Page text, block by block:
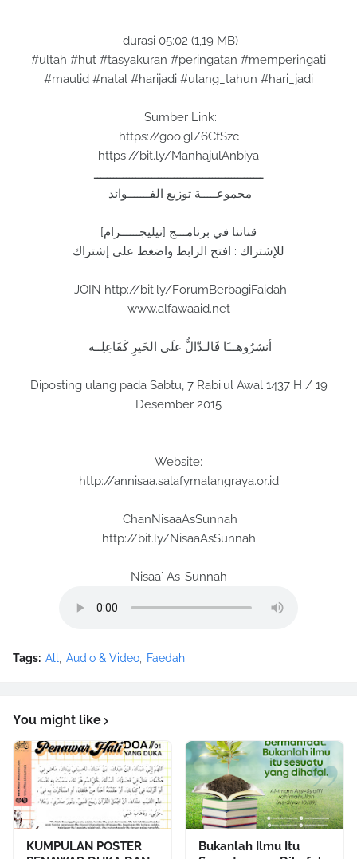
durasi 05:02 (1,19 MB)
#ultah #hut #tasyakuran #peringatan #memperingati
#maulid #natal #harijadi #ulang_tahun #hari_jadi
Sumber Link:
https://goo.gl/6CfSzc
https://bit.ly/ManhajulAnbiya
ـــــــــــــــــــــــــــــــــــــــــــــــــــــ
مجموعـــــة توزيع الفـــــــوائد
قناتنا في برنامـــج [تيليجــــــرام]
للإشتراك : افتح الرابط واضغط على إشتراك
JOIN http://bit.ly/ForumBerbagiFaidah
www.alfawaaid.net
أنشرُوهـــَا فَالـدّالُّ علَى الخَيرِ كَفَاعِلِــه
Diposting ulang pada Sabtu, 7 Rabi'ul Awal 1437 H / 19
Desember 2015
Website:
http://annisaa.salafymalangraya.or.id
ChanNisaaAsSunnah
http://bit.ly/NisaaAsSunnah
Nisaa` As-Sunnah
Tags: All Audio & Video Faedah
You might like
KUMPULAN POSTER
Bukanlah Ilmu Itu